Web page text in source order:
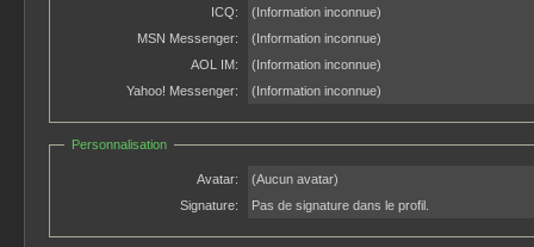
ICQ:
(Information inconnue)
MSN Messenger:
(Information inconnue)
AOL IM:
(Information inconnue)
Yahoo! Messenger:
(Information inconnue)
Personnalisation
Avatar:
(Aucun avatar)
Signature:
Pas de signature dans le profil.